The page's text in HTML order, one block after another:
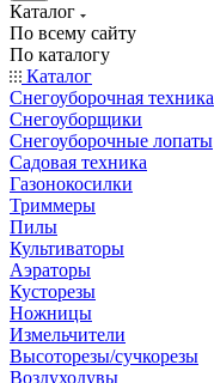
Каталог
По всему сайту
По каталогу
Каталог
Снегоуборочная техника
Снегоуборщики
Снегоуборочные лопаты
Садовая техника
Газонокосилки
Триммеры
Пилы
Культиваторы
Аэраторы
Кусторезы
Ножницы
Измельчители
Высоторезы/сучкорезы
Воздуходувы